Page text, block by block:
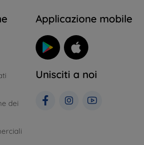
dei
Applicazione mobile
Unisciti a noi